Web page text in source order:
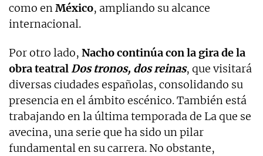
como enMéxico, ampliando su alcance
internacional.
Por otro lado, Nacho continúa con la gira de la
obra teatralDos tronos, dos reinas, que visitará
diversas ciudades españolas, consolidando su
presencia en el ámbito escénico. También está
trabajando en la última temporada de La que se
avecina, una serie que ha sido un pilar
fundamental en su carrera. No obstante,